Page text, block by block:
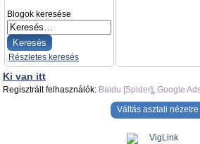
Blogok keresése
Részletes keresés
Ki van itt
Regisztrált felhasználók: Baidu [Spider], Google
Váltás asztali nézetre